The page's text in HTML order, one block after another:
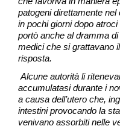
patogeni direttamente
in pochi giorni dopo
portò anche al dramma
medici che si grattavano
risposta.
Alcune autorità li
accumulatasi durante i
a causa dell’utero che,
intestini provocando la
venivano assorbiti nelle